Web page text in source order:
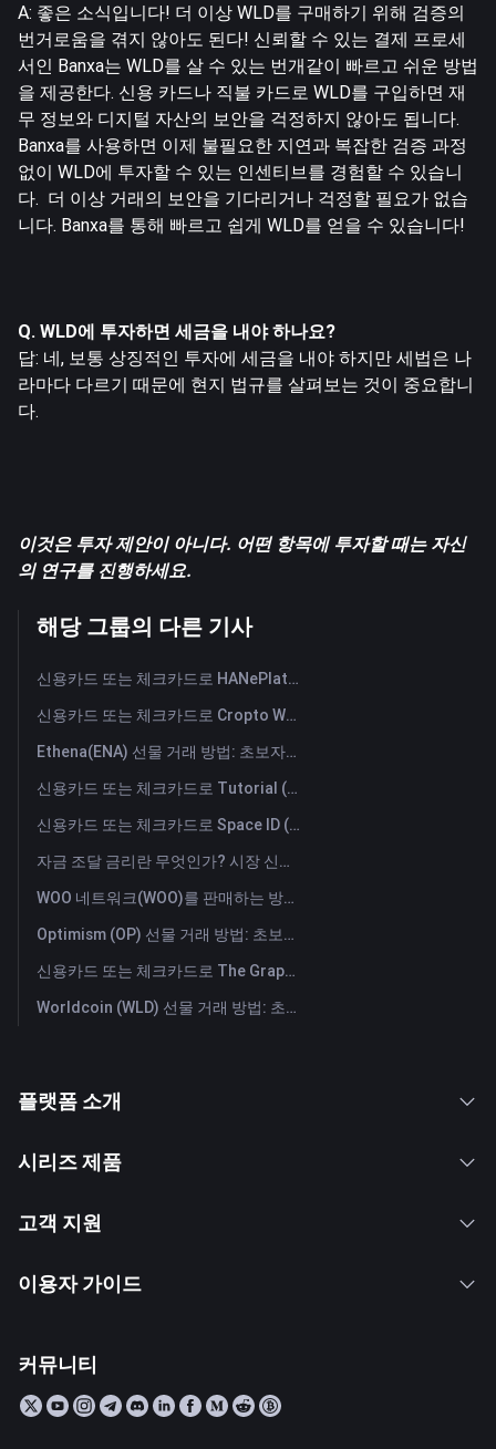
A: 좋은 소식입니다! 더 이상 WLD를 구매하기 위해 검증의
번거로움을 겪지 않아도 된다! 신뢰할 수 있는 결제 프로세
서인 Banxa는 WLD를 살 수 있는 번개같이 빠르고 쉬운 방법
을 제공한다. 신용 카드나 직불 카드로 WLD를 구입하면 재
무 정보와 디지털 자산의 보안을 걱정하지 않아도 됩니다.
Banxa를 사용하면 이제 불필요한 지연과 복잡한 검증 과정
없이 WLD에 투자할 수 있는 인센티브를 경험할 수 있습니
다. 더 이상 거래의 보안을 기다리거나 걱정할 필요가 없습
니다. Banxa를 통해 빠르고 쉽게 WLD를 얻을 수 있습니다!
Q. WLD에 투자하면 세금을 내야 하나요?
답: 네, 보통 상징적인 투자에 세금을 내야 하지만 세법은 나
라마다 다르기 때문에 현지 법규를 살펴보는 것이 중요합니
다.
이것은 투자 제안이 아니다. 어떤 항목에 투자할 때는 자신
의 연구를 진행하세요.
해당 그룹의 다른 기사
신용카드 또는 체크카드로 HANePlatform (HANEP) 즉시 구매
신용카드 또는 체크카드로 Cropto Wheat Token (CROW) 즉시 구매
Ethena(ENA) 선물 거래 방법: 초보자를 위한 종합 가이드
신용카드 또는 체크카드로 Tutorial (TUT) 즉시 구매
신용카드 또는 체크카드로 Space ID (ID) 즉시 구매
자금 조달 금리란 무엇인가? 시장 신호와 자금 조달 금리의 일반적인 오용 사례 이해하기
WOO 네트워크(WOO)를 판매하는 방법은? | FameEX
Optimism (OP) 선물 거래 방법: 초보자를 위한 종합 가이드
신용카드 또는 체크카드로 The Graph (GRT) 즉시 구매
Worldcoin (WLD) 선물 거래 방법: 초보자를 위한 종합 가이드
플랫폼 소개
시리즈 제품
고객 지원
이용자 가이드
커뮤니티